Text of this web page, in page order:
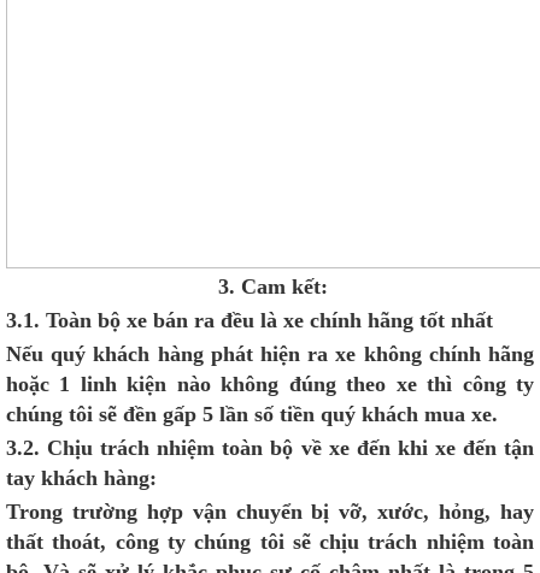
3. Cam kết:
3.1. Toàn bộ xe bán ra đều là xe chính hãng tốt nhất
Nếu quý khách hàng phát hiện ra xe không chính hãng
hoặc 1 linh kiện nào không đúng theo xe thì công ty
chúng tôi sẽ đền gấp 5 lần số tiền quý khách mua xe.
3.2. Chịu trách nhiệm toàn bộ vềxe đến khi xe đến tận
tay khách hàng:
Trong trường hợp vận chuyển bị vỡ, xước, hỏng, hay
thất thoát, công ty chúng tôi sẽ chịu trách nhiệm toàn